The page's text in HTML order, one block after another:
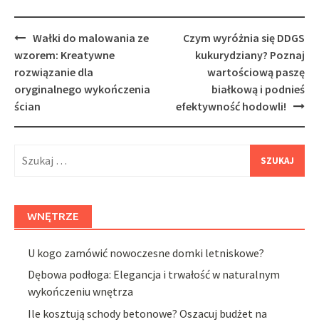
Post
navigation
Wałki do malowania ze
wzorem: Kreatywne
rozwiązanie dla
oryginalnego wykończenia
ścian
Czym wyróżnia się DDGS
kukurydziany? Poznaj
wartościową paszę
białkową i podnieś
efektywność hodowli!
WNĘTRZE
U kogo zamówić nowoczesne domki letniskowe?
Dębowa podłoga: Elegancja i trwałość w naturalnym
wykończeniu wnętrza
Ile kosztują schody betonowe? Oszacuj budżet na